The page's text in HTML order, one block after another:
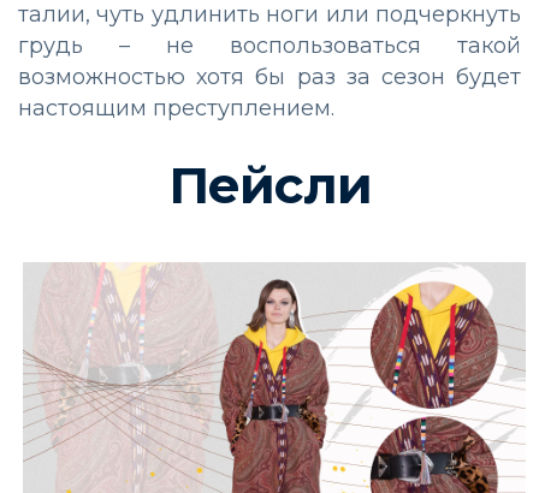
талии, чуть удлинить ноги или подчеркнуть
грудь – не воспользоваться такой
возможностью хотя бы раз за сезон будет
настоящим преступлением.
Пейсли